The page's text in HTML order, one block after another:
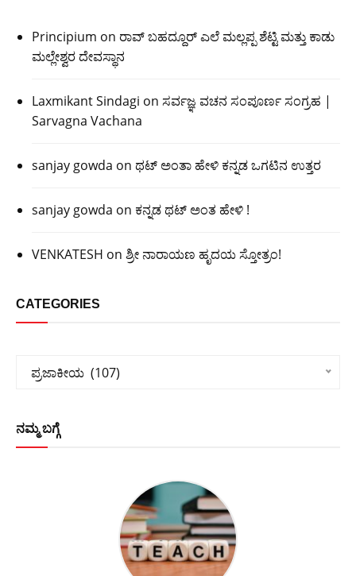
Principium on ರಾವ್ ಬಹದ್ದೂರ್ ಎಲೆ ಮಲ್ಲಪ್ಪ ಶೆಟ್ಟಿ ಮತ್ತು ಕಾಡು
ಮಲ್ಲೇಶ್ವರ ದೇವಸ್ಥಾನ
Laxmikant Sindagi on ಸರ್ವಜ್ಞ ವಚನ ಸಂಪೂರ್ಣ ಸಂಗ್ರಹ |
Sarvagna Vachana
sanjay gowda on ಥಟ್ ಅಂತಾ ಹೇಳಿ ಕನ್ನಡ ಒಗಟಿನ ಉತ್ತರ
sanjay gowda on ಕನ್ನಡ ಥಟ್ ಅಂತ ಹೇಳಿ !
VENKATESH on ಶ್ರೀ ನಾರಾಯಣ ಹೃದಯ ಸ್ತೋತ್ರಂ!
CATEGORIES
Categories
ಪ್ರಜಾಕೀಯ  (107)
ನಮ್ಮ ಬಗ್ಗೆ